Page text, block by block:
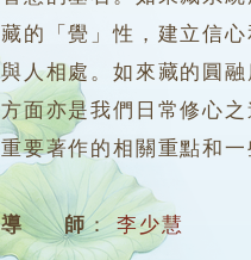
藏的「覺」性，建立信
與人相處。如來藏的圓
方面亦是我們日常修心
重要著作的相關重點和
導 師： 李少慧